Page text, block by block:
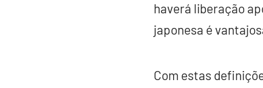
haverá liberação
japonesa é
Com estas